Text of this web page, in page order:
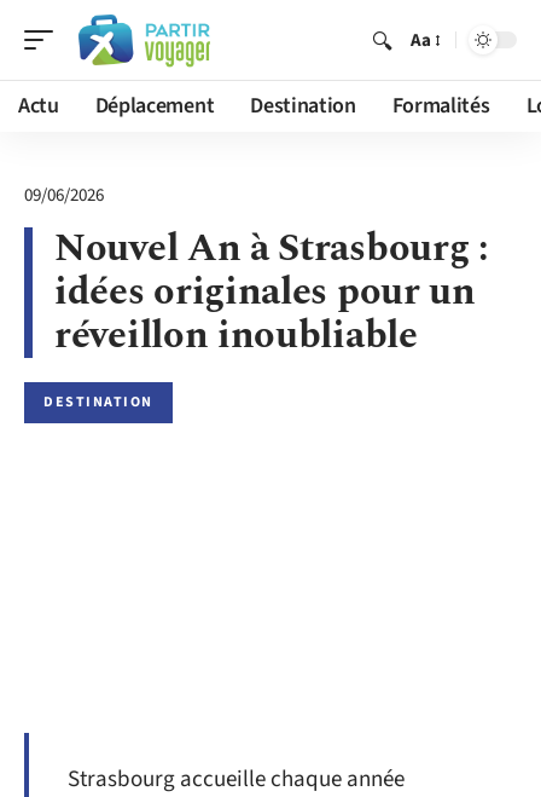
Aa
Actu Déplacement Destination Formalités
09/06/2026
Nouvel An à Strasbourg :
idées originales pour un
réveillon inoubliable
DESTINATION
Strasbourg accueille chaque année